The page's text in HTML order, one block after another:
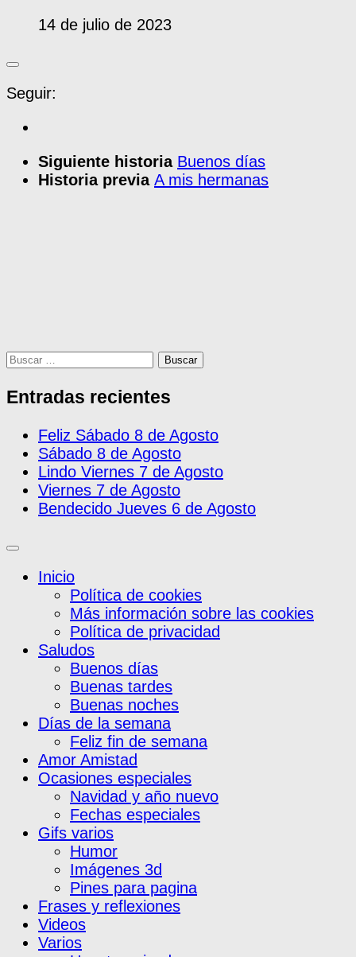
14 de julio de 2023
Seguir:
Siguiente historia Buenos días
Historia previa A mis hermanas
Buscar:
Entradas recientes
Feliz Sábado 8 de Agosto
Sábado 8 de Agosto
Lindo Viernes 7 de Agosto
Viernes 7 de Agosto
Bendecido Jueves 6 de Agosto
Inicio
Política de cookies
Más información sobre las cookies
Política de privacidad
Saludos
Buenos días
Buenas tardes
Buenas noches
Días de la semana
Feliz fin de semana
Amor Amistad
Ocasiones especiales
Navidad y año nuevo
Fechas especiales
Gifs varios
Humor
Imágenes 3d
Pines para pagina
Frases y reflexiones
Videos
Varios